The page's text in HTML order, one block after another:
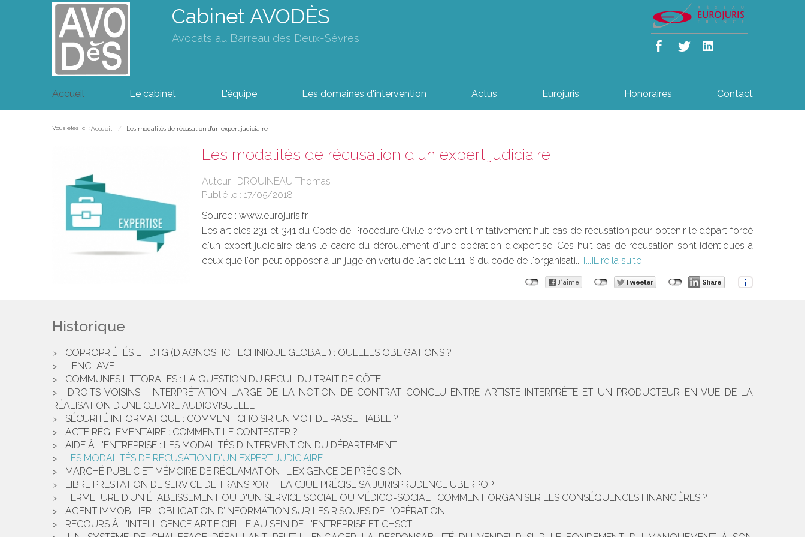
Cabinet AVODÈS
Avocats au Barreau des Deux-Sèvres
Accueil Le cabinet L'équipe Les domaines d'intervention Actus Eurojuris Honoraires Contact
Vous êtes ici : Accueil Les modalités de récusation d'un expert judiciaire
Les modalités de récusation d'un expert judiciaire
Auteur : DROUINEAU Thomas
Publié le : 17/05/2018
Source : www.eurojuris.fr
Les articles 231 et 341 du Code de Procédure Civile prévoient limitativement huit cas de récusation pour obtenir le départ forcé
d'un expert judiciaire dans le cadre du déroulement d'une opération d'expertise. Ces huit cas de récusation sont identiques à
ceux que l'on peut opposer à un juge en vertu de l'article L111-6 du code de l'organisati...
Lire la suite
Historique
COPROPRIÉTÉS ET DTG (DIAGNOSTIC TECHNIQUE GLOBAL ) : QUELLES OBLIGATIONS ?
L'ENCLAVE
COMMUNES LITTORALES : LA QUESTION DU RECUL DU TRAIT DE CÔTE
DROITS VOISINS : INTERPRÉTATION LARGE DE LA NOTION DE CONTRAT CONCLU ENTRE ARTISTE-INTERPRÈTE ET UN PRODUCTEUR EN VUE DE LA
RÉALISATION D’UNE ŒUVRE AUDIOVISUELLE
SÉCURITÉ INFORMATIQUE : COMMENT CHOISIR UN MOT DE PASSE FIABLE ?
ACTE RÉGLEMENTAIRE : COMMENT LE CONTESTER ?
AIDE À L'ENTREPRISE : LES MODALITÉS D'INTERVENTION DU DÉPARTEMENT
LES MODALITÉS DE RÉCUSATION D'UN EXPERT JUDICIAIRE
MARCHÉ PUBLIC ET MÉMOIRE DE RÉCLAMATION : L'EXIGENCE DE PRÉCISION
LIBRE PRESTATION DE SERVICE DE TRANSPORT : LA CJUE PRÉCISE SA JURISPRUDENCE UBERPOP
FERMETURE D'UN ÉTABLISSEMENT OU D'UN SERVICE SOCIAL OU MÉDICO-SOCIAL : COMMENT ORGANISER LES CONSÉQUENCES FINANCIÈRES ?
AGENT IMMOBILIER : OBLIGATION D’INFORMATION SUR LES RISQUES DE L’OPÉRATION
RECOURS À L'INTELLIGENCE ARTIFICIELLE AU SEIN DE L'ENTREPRISE ET CHSCT